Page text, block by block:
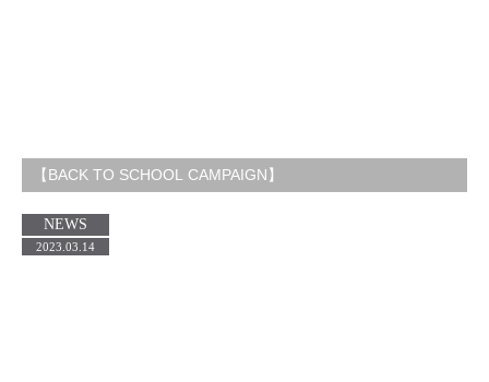
【BACK TO SCHOOL CAMPAIGN】
NEWS
2023.03.14